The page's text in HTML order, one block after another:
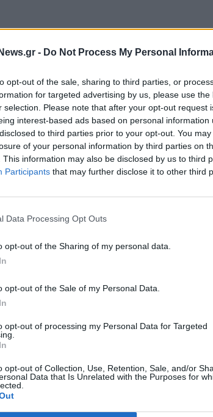
- Do Not Process My Personal
opt-out of the sale, sharing to third parties, or
for targeted advertising by us, please use
selection. Please note that after your opt-out request
interest-based ads based on personal information
to third parties prior to your opt-out. You
of your personal information by third parties on
This information may also be disclosed by us to third
Participants that may further disclose it to other third
Data Processing Opt Outs
opt-out of the Sharing of my personal data.
opt-out of the Sale of my Personal Data.
opt-out of processing my Personal Data for Targeted
opt-out of Collection, Use, Retention, Sale, and/or
Data that Is Unrelated with the Purposes for
προσφορά από την δεύτερη στην κατάταξη
έκπτωση 5,3% επί του προϋπολογισμού
Συνέδριο και εν συνεχεία να
πράσινο φως ώστε να πέσουν οι τελικές
καθυστερήσεις (όπως για παράδειγμα
εντός του έτους να έχουν πέσει οι
της Αττικής Οδού που έχει
Υποδομών εντός του έτους. Το
οι επεκτάσεις στον διαγωνισμό του
αποφασίστηκε το κατασκευαστικό έργο